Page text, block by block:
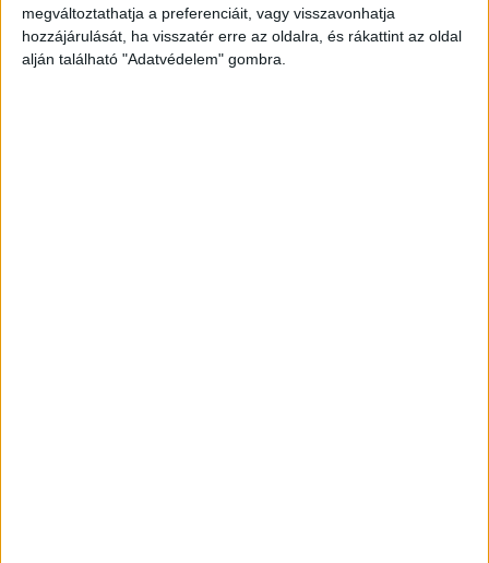
megváltoztathatja a preferenciáit, vagy visszavonhatja
hozzájárulását, ha visszatér erre az oldalra, és rákattint az oldal
alján található "Adatvédelem" gombra.